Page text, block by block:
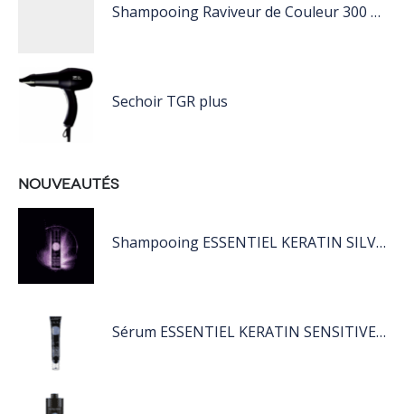
Shampooing Raviveur de Couleur 300 ml Rose de Schwarzkopf Professional
Sechoir TGR plus
NOUVEAUTÉS
Shampooing ESSENTIEL KERATIN SILVER 250ML
Sérum ESSENTIEL KERATIN SENSITIVE 40 ML